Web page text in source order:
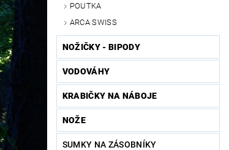
POUTKA
ARCA SWISS
NOŽIČKY - BIPODY
VODOVÁHY
KRABIČKY NA NÁBOJE
NOŽE
SUMKY NA ZÁSOBNÍKY